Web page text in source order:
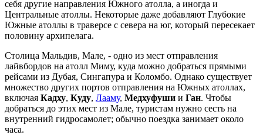
себя другие направления Южного атолла, а иногда и
Центральные атоллы. Некоторые даже добавляют Глубокие
Южные атоллы в траверсе с севера на юг, который пересекает
половину архипелага.
Столица Мальдив, Мале, - одно из мест отправления
лайвбордов на атолл Миму, куда можно добраться прямыми
рейсами из Дубая, Сингапура и Коломбо. Однако существует
множество других портов отправления на Южных атоллах,
включая Кадху, Куду, Лааму, Медхуфуши и Ган. Чтобы
добраться до этих мест из Мале, туристам нужно сесть на
внутренний гидросамолет; обычно поездка занимает около
часа.